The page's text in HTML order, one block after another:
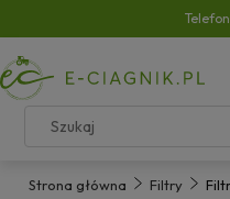
Strona główna Filtry